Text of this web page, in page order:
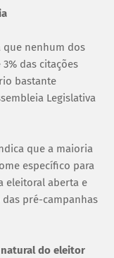
que nenhum dos
das citações
bastante
Legislativa
que a maioria
específico para
eleitoral aberta e
pré-campanhas
natural do eleitor